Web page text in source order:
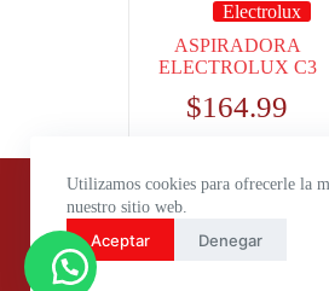
Utilizamos cookies para ofrecerle la
nuestro sitio web.
Aceptar Denegar
Electrolux
ASPIRADORA
ELECTROLUX C3
$164.99
Horario de atención:
Lunes a Viernes: 9:00 –
Sábados: 9:00 – 14:00